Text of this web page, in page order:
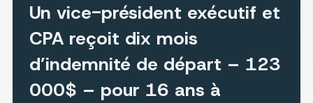
Un vice-président exécutif et
CPA reçoit dix mois
d’indemnité de départ – 123
000$ – pour 16 ans à